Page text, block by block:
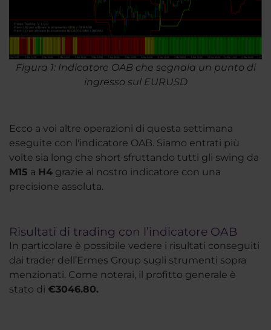
Figura 1: Indicatore OAB che segnala un punto di
ingresso sul EURUSD
Ecco a voi altre operazioni di questa settimana
eseguite con l'indicatore OAB. Siamo entrati più
volte sia long che short sfruttando tutti gli swing da
M15 a H4 grazie al nostro indicatore con una
precisione assoluta.
Risultati di trading con l’indicatore OAB
In particolare è possibile vedere i risultati conseguiti
dai trader dell’Ermes Group sugli strumenti sopra
menzionati. Come noterai, il profitto generale è
stato di €3046.80.